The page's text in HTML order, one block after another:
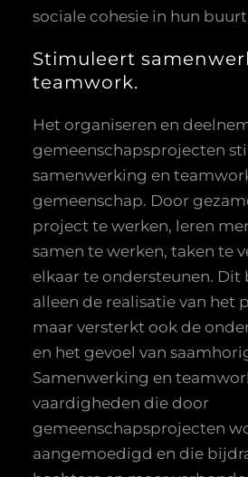
sociale cohesie in hun
Stimuleert
teamwork.
Het organiseren en
gemeenschapsprojecten
samenwerking en
gemeenschap. Door
project te werken, leren
samen te werken, taken te
elkaar te ondersteunen.
alleen de realisatie van het
maar versterkt ook de
en het gevoel van
Samenwerking en
vaardigheden die door
gemeenschapsprojecten
aangemoedigd en die